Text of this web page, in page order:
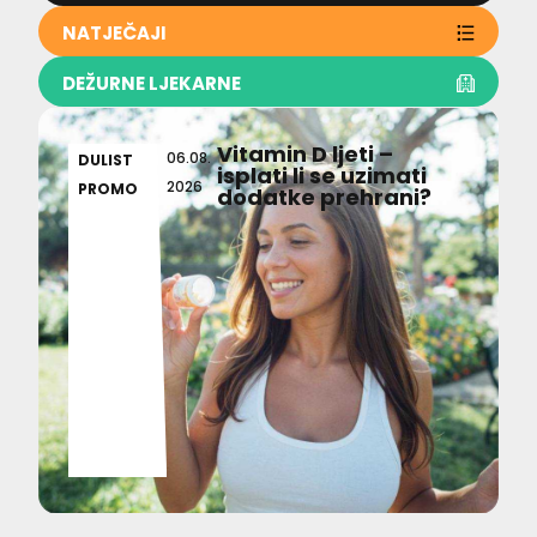
NATJEČAJI
DEŽURNE LJEKARNE
DULIST
PROMO
06.08.
2026
Vitamin D ljeti –
isplati li se uzimati
dodatke prehrani?